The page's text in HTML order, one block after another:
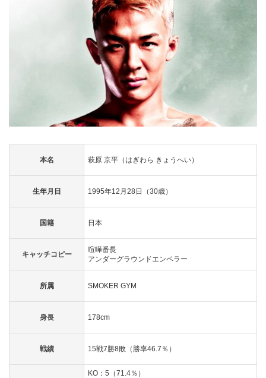
本名 萩原 京平（はぎわら きょうへい）
生年月日 1995年12月28日（30歳）
国籍 日本
キャッチコピー
喧嘩番長
アンダーグラウンドエンペラー
所属 SMOKER GYM
身長 178cm
戦績 15戦7勝8敗（勝率46.7％）
KO：5（71.4％）